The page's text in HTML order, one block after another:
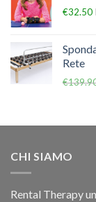
€32.50
Rete
€
CHI SIAMO
Rental Therapy